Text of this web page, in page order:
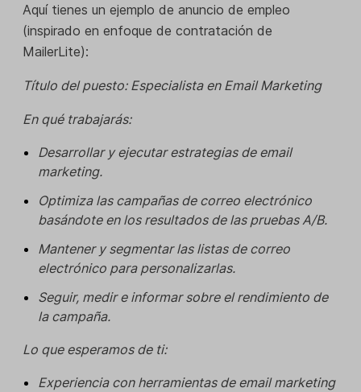
Aquí tienes un ejemplo de anuncio de empleo
(inspirado en enfoque de contratación de
MailerLite):
Título del puesto: Especialista en Email Marketing
En qué trabajarás:
Desarrollar y ejecutar estrategias de email
marketing.
Optimiza las campañas de correo electrónico
basándote en los resultados de las pruebas A/B.
Mantener y segmentar las listas de correo
electrónico para personalizarlas.
Seguir, medir e informar sobre el rendimiento de
la campaña.
Lo que esperamos de ti:
Experiencia con herramientas de email marketing